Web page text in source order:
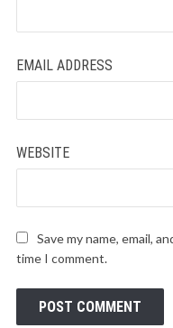
EMAIL ADDRESS
WEBSITE
Save my name, email,
time I comment.